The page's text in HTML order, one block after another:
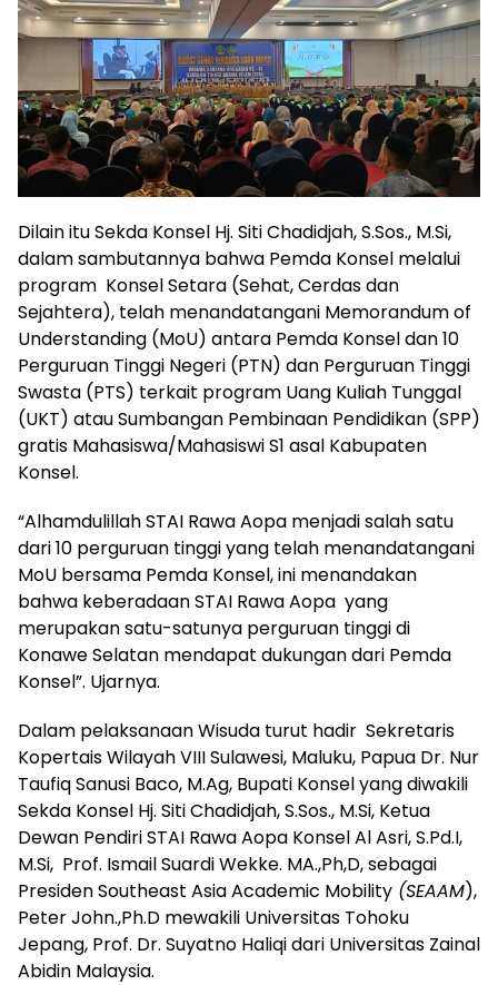
Dilain itu Sekda Konsel Hj. Siti Chadidjah, S.Sos., M.Si,
dalam sambutannya bahwa Pemda Konsel melalui
program Konsel Setara (Sehat, Cerdas dan
Sejahtera), telah menandatangani Memorandum of
Understanding (MoU) antara Pemda Konsel dan 10
Perguruan Tinggi Negeri (PTN) dan Perguruan Tinggi
Swasta (PTS) terkait program Uang Kuliah Tunggal
(UKT) atau Sumbangan Pembinaan Pendidikan (SPP)
gratis Mahasiswa/Mahasiswi S1 asal Kabupaten
Konsel.
“Alhamdulillah STAI Rawa Aopa menjadi salah satu
dari 10 perguruan tinggi yang telah menandatangani
MoU bersama Pemda Konsel, ini menandakan
bahwa keberadaan STAI Rawa Aopa yang
merupakan satu-satunya perguruan tinggi di
Konawe Selatan mendapat dukungan dari Pemda
Konsel”. Ujarnya.
Dalam pelaksanaan Wisuda turut hadir Sekretaris
Kopertais Wilayah VIII Sulawesi, Maluku, Papua Dr. Nur
Taufiq Sanusi Baco, M.Ag, Bupati Konsel yang diwakili
Sekda Konsel Hj. Siti Chadidjah, S.Sos., M.Si, Ketua
Dewan Pendiri STAI Rawa Aopa Konsel Al Asri, S.Pd.I,
M.Si, Prof. Ismail Suardi Wekke. MA.,Ph,D, sebagai
Presiden Southeast Asia Academic Mobility (SEAAM),
Peter John.,Ph.D mewakili Universitas Tohoku
Jepang, Prof. Dr. Suyatno Haliqi dari Universitas Zainal
Abidin Malaysia.